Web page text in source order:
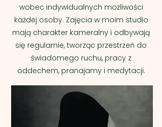
wobec indywidualnych możliwości
każdej osoby. Zajęcia w moim studio
mają charakter kameralny i odbywają
się regularnie, tworząc przestrzeń do
świadomego ruchu, pracy z
oddechem, pranajamy i medytacji.